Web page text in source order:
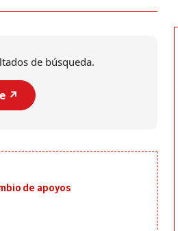
de búsqueda.
↗️
de apoyos